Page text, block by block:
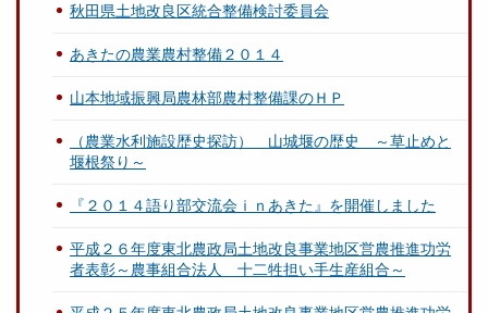
秋田県土地改良区統合整備検討委員会
あきたの農業農村整備２０１４
山本地域振興局農林部農村整備課のＨＰ
（農業水利施設歴史探訪） 山城堰の歴史 ～草止めと
堰根祭り～
『２０１４語り部交流会ｉｎあきた』を開催しました
平成２６年度東北農政局土地改良事業地区営農推進功労
者表彰～農事組合法人 十二牲担い手生産組合～